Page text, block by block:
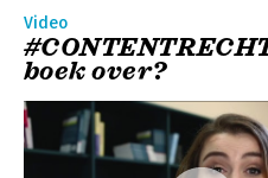
Video
boek over?